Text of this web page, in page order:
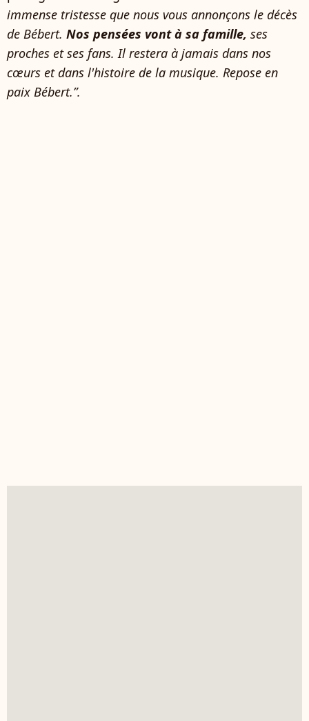
immense tristesse que nous vous annonçons le décès
de Bébert. Nos pensées vont à sa famille, ses
proches et ses fans. Il restera à jamais dans nos
cœurs et dans l'histoire de la musique. Repose en
paix Bébert.”.